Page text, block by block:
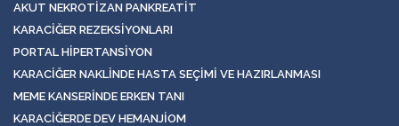
AKUT NEKROTIZAN PANKREATIT
KARACIĞER REZEKSIYONLARI
PORTAL HIPERTANSIYON
KARACIĞER NAKLINDE HASTA SEÇIMI VE HAZIRLANMASI
MEME KANSERINDE ERKEN TANI
KARACIĞERDE DEV HEMANJIOM